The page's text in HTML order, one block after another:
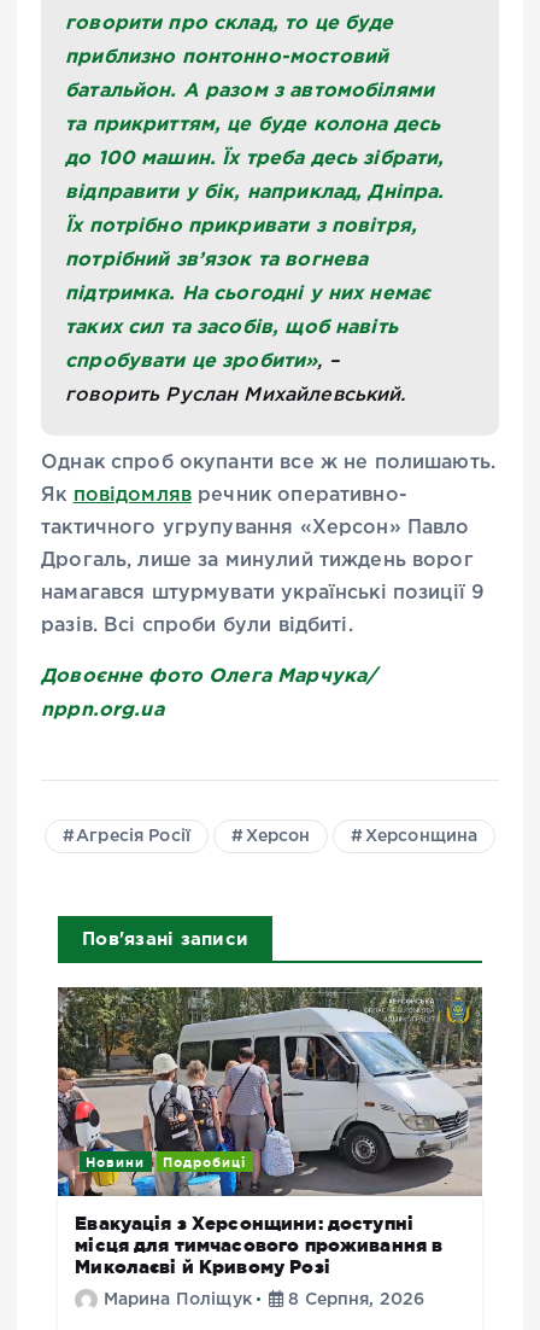
говорити про склад, то це буде
приблизно понтонно-мостовий
батальйон. А разом з автомобілями
та прикриттям, це буде колона десь
до 100 машин. Їх треба десь зібрати,
відправити у бік, наприклад, Дніпра.
Їх потрібно прикривати з повітря,
потрібний зв’язок та вогнева
підтримка. На сьогодні у них немає
таких сил та засобів, щоб навіть
спробувати це зробити», –
говорить Руслан Михайлевський.
Однак спроб окупанти все ж не полишають.
Як повідомляв речник оперативно-
тактичного угрупування «Херсон» Павло
Дрогаль, лише за минулий тиждень ворог
намагався штурмувати українські позиції 9
разів. Всі спроби були відбиті.
Довоєнне фото Олега Марчука/
nppn.org.ua
Агресія Росії Херсон Херсонщина
Пов'язані записи
Новини Подробиці
Евакуація з Херсонщини: доступні
місця для тимчасового проживання в
Миколаєві й Кривому Розі
Марина Поліщук 8 Серпня, 2026